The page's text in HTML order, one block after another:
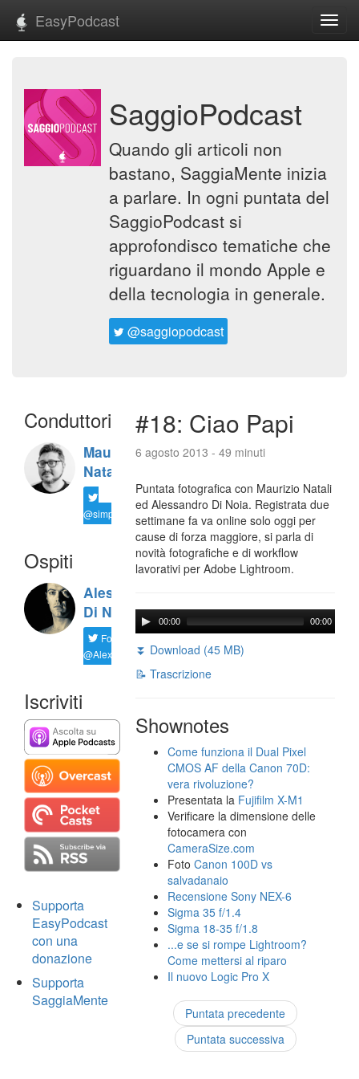
EasyPodcast
SaggioPodcast
Quando gli articoli non
bastano, SaggiaMente inizia
a parlare. In ogni puntata del
SaggioPodcast si
approfondisco tematiche che
riguardano il mondo Apple e
della tecnologia in generale.
@saggiopodcast
Conduttori
Maurizio
Natali
@simplemal
Ospiti
Alessandro
Di Noia
Follow
@AlexD75
Iscriviti
Supporta
EasyPodcast
con una
donazione
Supporta
SaggiaMente
#18: Ciao Papi
6 agosto 2013 - 49 minuti
Puntata fotografica con Maurizio Natali
ed Alessandro Di Noia. Registrata due
settimane fa va online solo oggi per
cause di forza maggiore, si parla di
novità fotografiche e di workflow
lavorativi per Adobe Lightroom.
00:00 00:00
⏬ Download (45 MB)
📝 Trascrizione
Shownotes
Come funziona il Dual Pixel
CMOS AF della Canon 70D:
vera rivoluzione?
Presentata la Fujifilm X-M1
Verificare la dimensione delle
fotocamera con
CameraSize.com
FotoCanon 100D vs
salvadanaio
Recensione Sony NEX-6
Sigma 35 f/1.4
Sigma 18-35 f/1.8
...e se si rompe Lightroom?
Come mettersi al riparo
Il nuovo Logic Pro X
Puntata precedente
Puntata successiva